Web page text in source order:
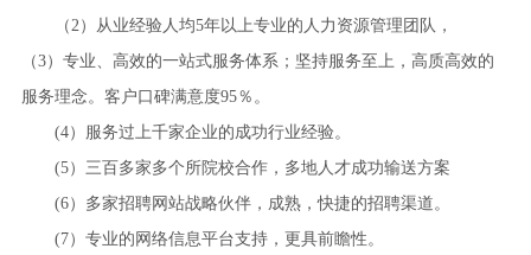
（2）从业经验人均5年以上专业的人力资源管理团队，
（3）专业、高效的一站式服务体系；坚持服务至上，高质高效的
服务理念。客户口碑满意度95％。
(4）服务过上千家企业的成功行业经验。
(5）三百多家多个所院校合作，多地人才成功输送方案
(6）多家招聘网站战略伙伴，成熟，快捷的招聘渠道。
(7）专业的网络信息平台支持，更具前瞻性。